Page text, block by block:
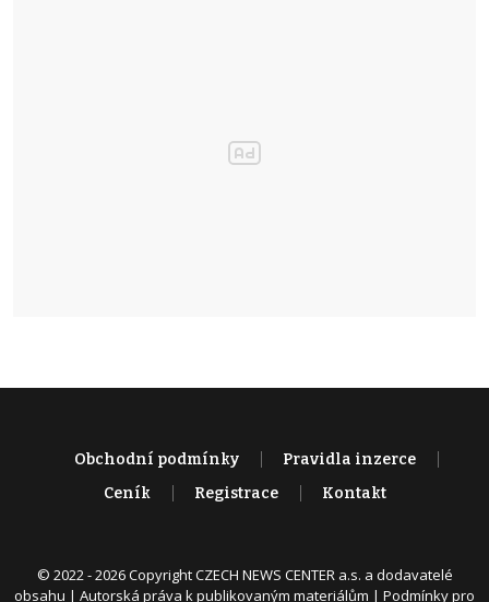
Obchodní podmínky
Pravidla inzerce
Ceník
Registrace Kontakt
© 2022 - 2026 Copyright CZECH NEWS CENTER a.s. a dodavatelé
obsahu | Autorská práva k publikovaným materiálům | Podmínky pro